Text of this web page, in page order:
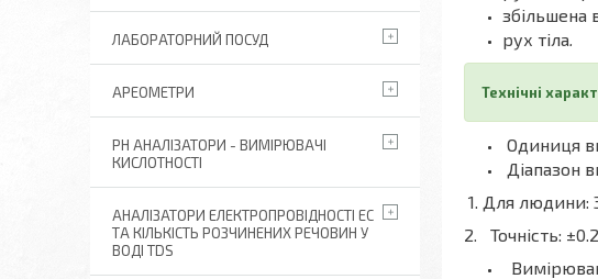
збільшена
рух тіла.
Технічні
Одиниця
Діапазон
1. Для людини:
2. Точність:
ЛАБОРАТОРНИЙ ПОСУД
АРЕОМЕТРИ
РН АНАЛІЗАТОРИ - ВИМІРЮВАЧІ
КИСЛОТНОСТІ
АНАЛІЗАТОРИ ЕЛЕКТРОПРОВІДНОСТІ EC
ТА КІЛЬКІСТЬ РОЗЧИНЕНИХ РЕЧОВИН У
ВОДІ TDS